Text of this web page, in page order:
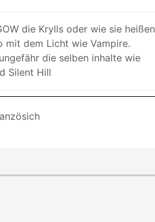
die Krylls oder wie sie heißen
mit dem Licht wie Vampire.
die selben inhalte wie
Silent Hill